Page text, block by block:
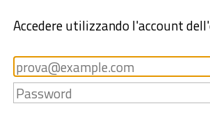
Accedere utilizzando l'account